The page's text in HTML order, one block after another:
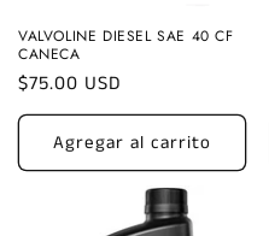
VALVOLINE DIESEL SAE 40 CF
CANECA
Precio
habitual
$75.00 USD
Agregar al carrito